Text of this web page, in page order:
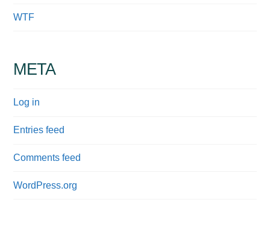
WTF
META
Log in
Entries feed
Comments feed
WordPress.org